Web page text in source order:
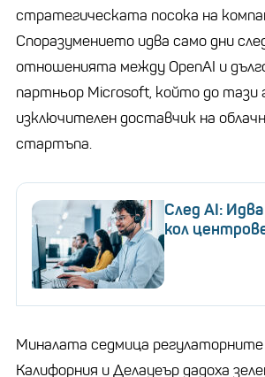
стратегическата посока на
Споразумението идва само дни
отношенията между OpenAI и
партньор Microsoft, който до тази
изключителен доставчик на
стартъпа.
След AI:
кол
Миналата седмица регулаторните
Калифорния и Делауеър дадоха